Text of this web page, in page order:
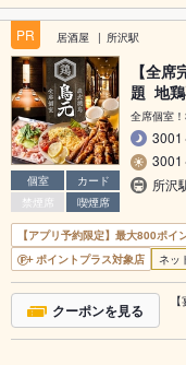
PR 居酒屋 所沢駅
個室
カード
禁煙席
喫煙席
【全
題 地
全席個室
3001
3001
所沢
【アプリ予約限定】最大800ポイ
ポイントプラス対象店
ネッ
クーポンを見る